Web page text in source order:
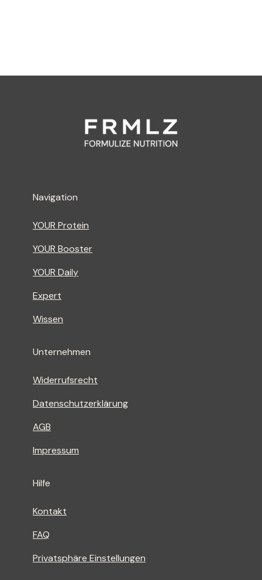
Navigation
YOUR Protein
YOUR Booster
YOUR Daily
Expert
Wissen
Unternehmen
Widerrufsrecht
Datenschutzerklärung
AGB
Impressum
Hilfe
Kontakt
FAQ
Privatsphäre Einstellungen